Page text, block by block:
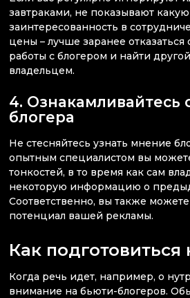
завтраками, не показывают
заинтересованность в
цены – лучше заранее
работы с блогером и найти
владельцем.
4. Ознакамливайтесь
блогера
Не стесняйтесь узнать мнение
опытным специалистом вы
тонкостей, в то время как сам
некоторую информацию о
Соответственно, вы также
потенциал вашей рекламы.
Как подготовиться
Когда речь идет, например, о
внимание на бьюти-блогеров.